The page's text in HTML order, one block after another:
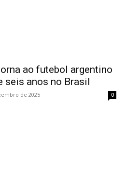
ao futebol argentino
seis anos no Brasil
de 2025 0